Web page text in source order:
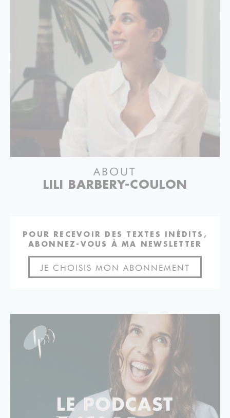
ABOUT
LILI BARBERY-COULON
POUR RECEVOIR DES TEXTES INÉDITS,
ABONNEZ-VOUS À MA NEWSLETTER
JE CHOISIS MON ABONNEMENT